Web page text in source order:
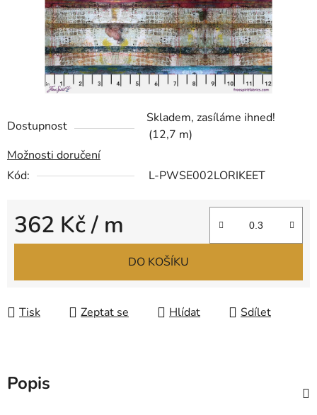
Dostupnost
Skladem, zasíláme ihned!
(12,7 m)
Možnosti doručení
Kód:
L-PWSE002LORIKEET
362 Kč/ m
Měrná cena:
DO KOŠÍKU
Tisk Zeptat se Hlídat Sdílet
Popis